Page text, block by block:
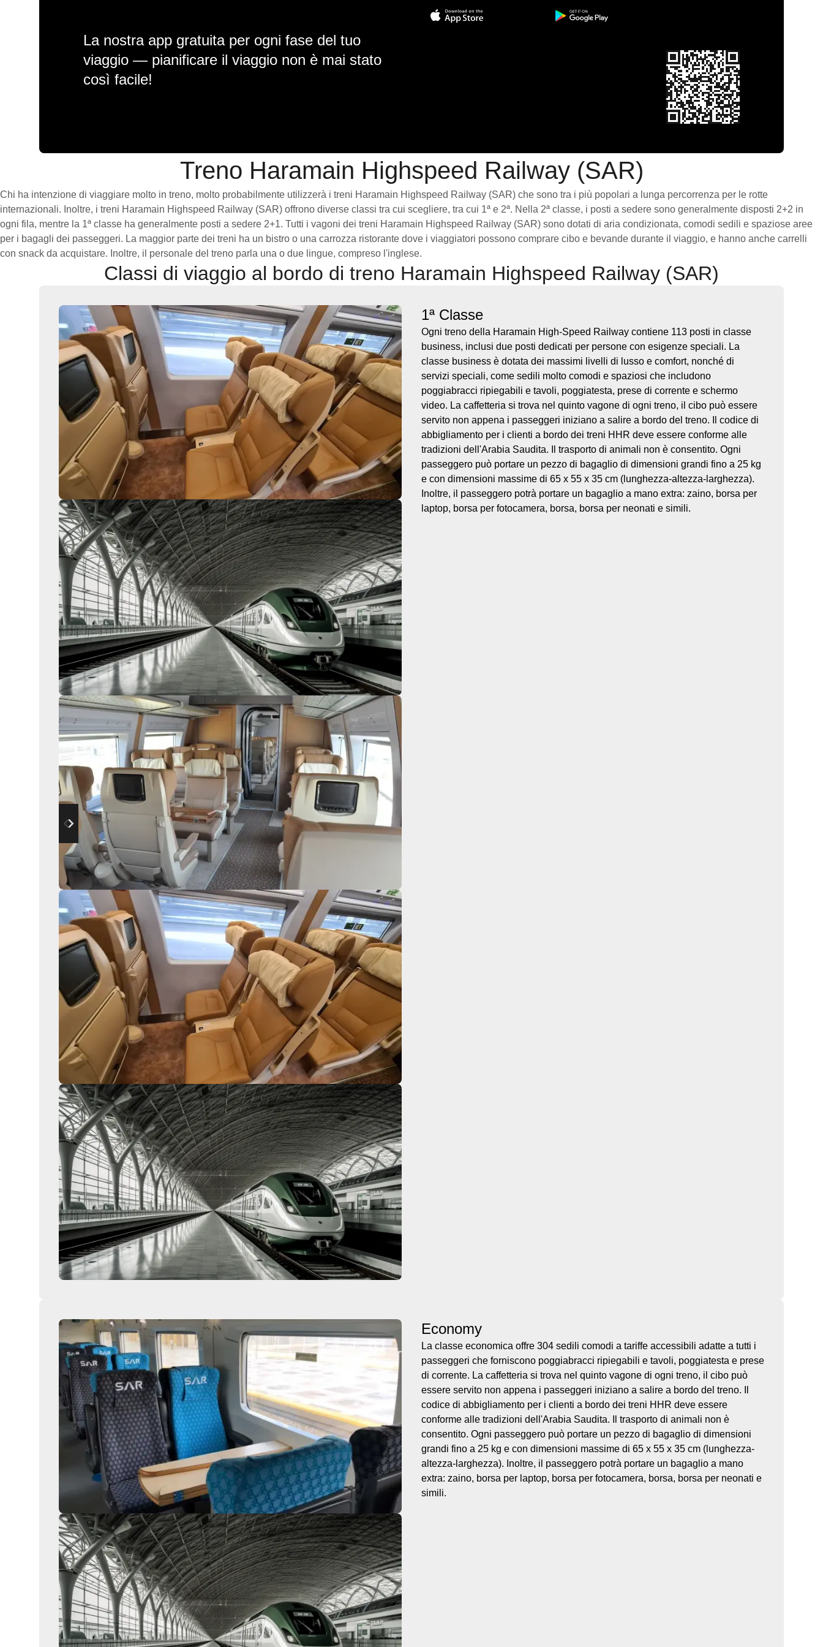
La nostra app gratuita per ogni fase del tuo
viaggio — pianificare il viaggio non è mai stato
così facile!
Treno Haramain Highspeed Railway (SAR)
Chi ha intenzione di viaggiare molto in treno, molto probabilmente utilizzerà i treni Haramain Highspeed Railway (SAR) che sono tra i più popolari a lunga percorrenza per le rotte
internazionali. Inoltre, i treni Haramain Highspeed Railway (SAR) offrono diverse classi tra cui scegliere, tra cui 1ª e 2ª. Nella 2ª classe, i posti a sedere sono generalmente disposti 2+2 in
ogni fila, mentre la 1ª classe ha generalmente posti a sedere 2+1. Tutti i vagoni dei treni Haramain Highspeed Railway (SAR) sono dotati di aria condizionata, comodi sedili e spaziose aree
per i bagagli dei passeggeri. La maggior parte dei treni ha un bistro o una carrozza ristorante dove i viaggiatori possono comprare cibo e bevande durante il viaggio, e hanno anche carrelli
con snack da acquistare. Inoltre, il personale del treno parla una o due lingue, compreso l'inglese.
Classi di viaggio al bordo di treno Haramain Highspeed Railway (SAR)
1ª Classe
Ogni treno della Haramain High-Speed Railway contiene 113 posti in classe
business, inclusi due posti dedicati per persone con esigenze speciali. La
classe business è dotata dei massimi livelli di lusso e comfort, nonché di
servizi speciali, come sedili molto comodi e spaziosi che includono
poggiabracci ripiegabili e tavoli, poggiatesta, prese di corrente e schermo
video. La caffetteria si trova nel quinto vagone di ogni treno, il cibo può essere
servito non appena i passeggeri iniziano a salire a bordo del treno. Il codice di
abbigliamento per i clienti a bordo dei treni HHR deve essere conforme alle
tradizioni dell'Arabia Saudita. Il trasporto di animali non è consentito. Ogni
passeggero può portare un pezzo di bagaglio di dimensioni grandi fino a 25 kg
e con dimensioni massime di 65 x 55 x 35 cm (lunghezza-altezza-larghezza).
Inoltre, il passeggero potrà portare un bagaglio a mano extra: zaino, borsa per
laptop, borsa per fotocamera, borsa, borsa per neonati e simili.
Economy
La classe economica offre 304 sedili comodi a tariffe accessibili adatte a tutti i
passeggeri che forniscono poggiabracci ripiegabili e tavoli, poggiatesta e prese
di corrente. La caffetteria si trova nel quinto vagone di ogni treno, il cibo può
essere servito non appena i passeggeri iniziano a salire a bordo del treno. Il
codice di abbigliamento per i clienti a bordo dei treni HHR deve essere
conforme alle tradizioni dell'Arabia Saudita. Il trasporto di animali non è
consentito. Ogni passeggero può portare un pezzo di bagaglio di dimensioni
grandi fino a 25 kg e con dimensioni massime di 65 x 55 x 35 cm (lunghezza-
altezza-larghezza). Inoltre, il passeggero potrà portare un bagaglio a mano
extra: zaino, borsa per laptop, borsa per fotocamera, borsa, borsa per neonati e
simili.